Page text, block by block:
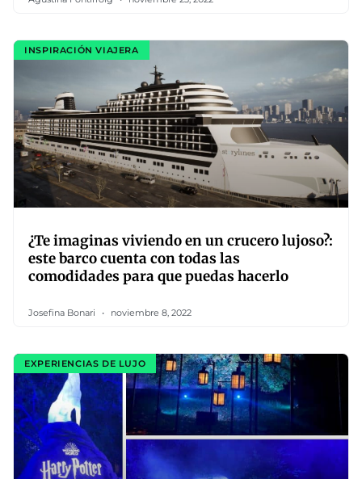
INSPIRACIÓN VIAJERA
¿Te imaginas viviendo en un crucero lujoso?:
este barco cuenta con todas las
comodidades para que puedas hacerlo
Josefina Bonari noviembre 8, 2022
EXPERIENCIAS DE LUJO